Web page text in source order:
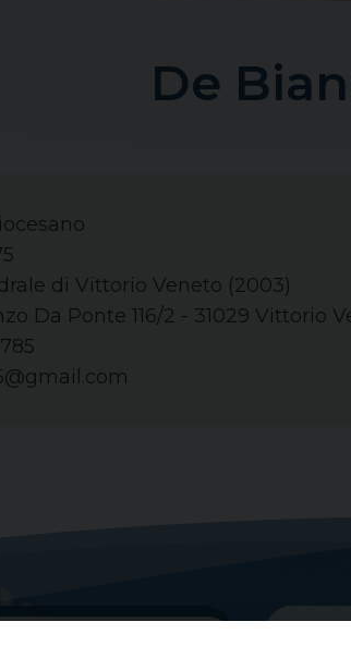
De
di Vittorio Veneto (2003)
Da Ponte 116/2 - 31029 Vittorio